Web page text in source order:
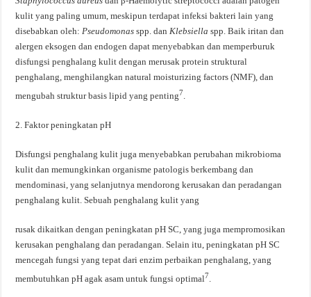
kulit yang paling umum, meskipun terdapat infeksi bakteri lain yang
disebabkan oleh: Pseudomonas spp. dan Klebsiella spp. Baik iritan dan
alergen eksogen dan endogen dapat menyebabkan dan memperburuk
disfungsi penghalang kulit dengan merusak protein struktural
penghalang, menghilangkan natural moisturizing factors (NMF), dan
mengubah struktur basis lipid yang penting7.
2. Faktor peningkatan pH
Disfungsi penghalang kulit juga menyebabkan perubahan mikrobioma
kulit dan memungkinkan organisme patologis berkembang dan
mendominasi, yang selanjutnya mendorong kerusakan dan peradangan
penghalang kulit. Sebuah penghalang kulit yang
rusak dikaitkan dengan peningkatan pH SC, yang juga mempromosikan
kerusakan penghalang dan peradangan. Selain itu, peningkatan pH SC
mencegah fungsi yang tepat dari enzim perbaikan penghalang, yang
membutuhkan pH agak asam untuk fungsi optimal7.